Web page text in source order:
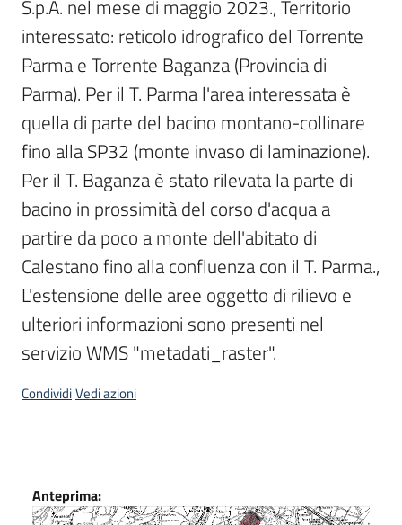
Approfondimenti
Archivio
cartografico
Seguici
su
S.p.A. nel mese di maggio 2023., Territorio
interessato: reticolo idrografico del Torrente
Parma e Torrente Baganza (Provincia di
Parma). Per il T. Parma l'area interessata è
quella di parte del bacino montano-collinare
fino alla SP32 (monte invaso di laminazione).
Per il T. Baganza è stato rilevata la parte di
bacino in prossimità del corso d'acqua a
partire da poco a monte dell'abitato di
Calestano fino alla confluenza con il T. Parma.,
L'estensione delle aree oggetto di rilievo e
ulteriori informazioni sono presenti nel
servizio WMS "metadati_raster".
CondividiVedi azioni
Dati
Anteprima: